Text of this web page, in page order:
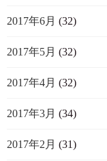
2017年6月 (32)
2017年5月 (32)
2017年4月 (32)
2017年3月 (34)
2017年2月 (31)